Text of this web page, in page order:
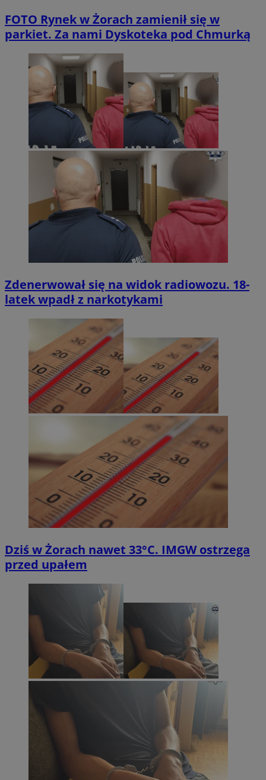
FOTO Rynek w Żorach zamienił się w
parkiet. Za nami Dyskoteka pod Chmurką
Zdenerwował się na widok radiowozu. 18-
latek wpadł z narkotykami
Dziś w Żorach nawet 33°C. IMGW ostrzega
przed upałem